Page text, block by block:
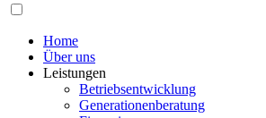
Home
Über uns
Leistungen
Betriebsentwicklung
Generationenberatung